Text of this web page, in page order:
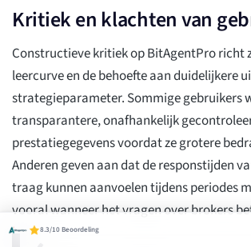
Kritiek en klachten van
Constructieve kritiek op BitAgentPro richt
leercurve en de behoefte aan duidelijkere
strategieparameter. Sommige gebruikers
transparantere, onafhankelijk
prestatiegegevens voordat ze grotere
Anderen geven aan dat de responstijden
traag kunnen aanvoelen tijdens periodes
vooral wanneer het vragen over brokers
8.3/10 Beoordeling